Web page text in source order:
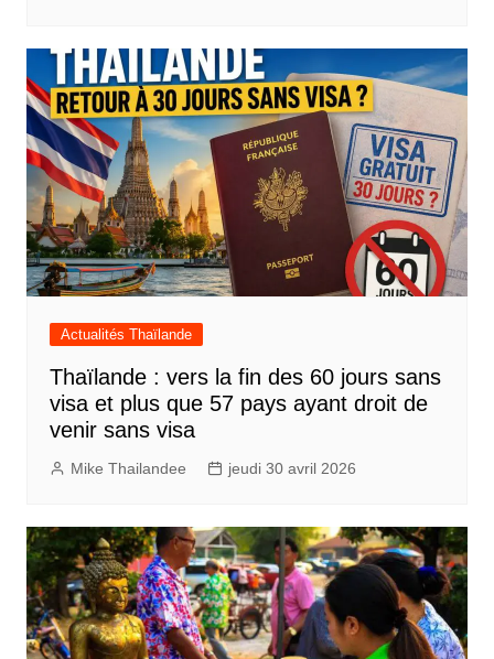
Actualités Thaïlande
Thaïlande : vers la fin des 60 jours sans
visa et plus que 57 pays ayant droit de
venir sans visa
Mike Thailandee jeudi 30 avril 2026